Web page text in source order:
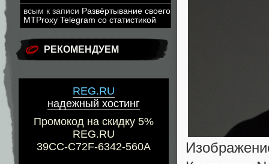
всым к записи Развёртывание своего
MTProxy Telegram со статистикой
РЕКОМЕНДУЕМ
REG.RU
надежный хостинг
Промокод на скидку 5%
REG.RU
39CC-C72F-6342-560A